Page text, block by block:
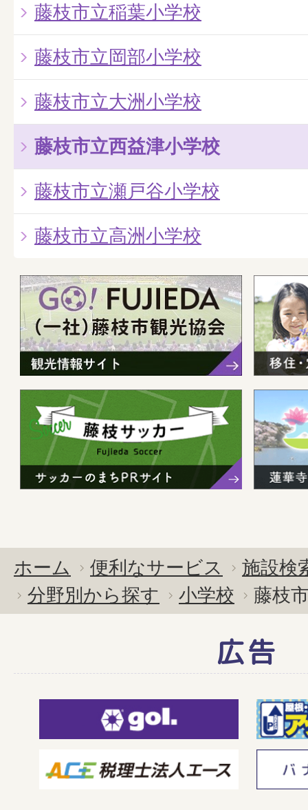
藤枝市立稲葉小学校
藤枝市立岡部小学校
藤枝市立大洲小学校
藤枝市立西益津小学校
藤枝市立瀬戸谷小学校
藤枝市立高洲小学校
ホーム 便利なサービス
施設検
分野別から探す
小学校 藤枝
広告